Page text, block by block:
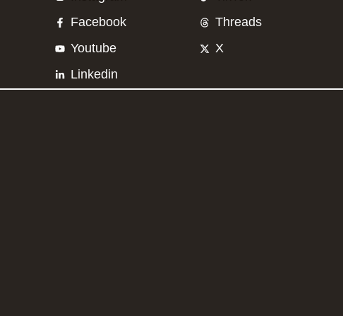
Facebook
Youtube
Linkedin
Threads
X